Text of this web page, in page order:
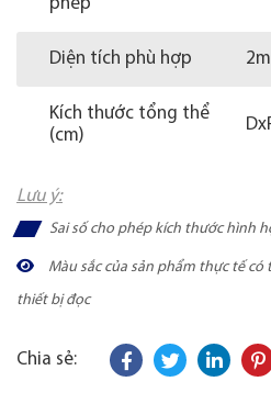
phép
Diện tích phù hợp
Kích thước tổng thể
(cm)
Lưu ý:
Sai số cho phép kích thước hình
Màu sắc của sản phẩm thực tế
thiết bị đọc
Chia sẻ: